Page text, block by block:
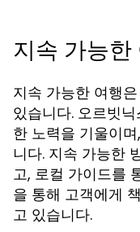
지속 가능한
지속 가능한 여행
있습니다. 오르빗
한 노력을 기울이
니다. 지속 가능한
고, 로컬 가이드를
을 통해 고객에게
고 있습니다.